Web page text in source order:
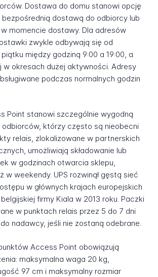
Dostawa do domu stanowi opcję
dostawą do odbiorcy lub
momencie dostawy. Dla adresów
zwykle odbywają się od
piątku między godziną 9:00 a 19:00, a
w okresach dużej aktywności. Adresy
podczas normalnych godzin
Point stanowi szczególnie wygodną
którzy często są nieobecni
relais, zlokalizowane w partnerskich
umożliwiają składowanie lub
w godzinach otwarcia sklepu,
w weekendy. UPS rozwinął gęstą sieć
w głównych krajach europejskich
firmy Kiala w 2013 roku. Paczki
w punktach relais przez 5 do 7 dni
nadawcy, jeśli nie zostaną odebrane.
Access Point obowiązują
maksymalna waga 20 kg,
97 cm i maksymalny rozmiar